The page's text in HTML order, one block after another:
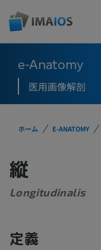
e-Anatomy
医用画像解剖
ホーム E-ANATOMY
縦
Longitudinalis
定義